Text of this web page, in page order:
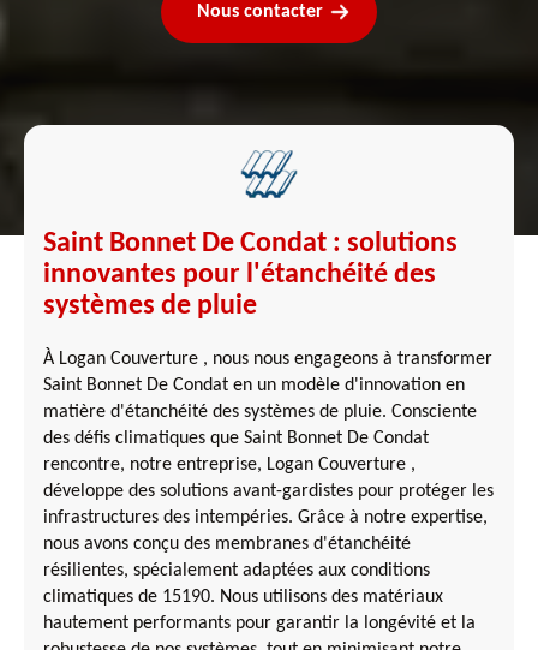
Nous contacter
Saint Bonnet De Condat : solutions
innovantes pour l'étanchéité des
systèmes de pluie
À Logan Couverture , nous nous engageons à transformer
Saint Bonnet De Condat en un modèle d'innovation en
matière d'étanchéité des systèmes de pluie. Consciente
des défis climatiques que Saint Bonnet De Condat
rencontre, notre entreprise, Logan Couverture ,
développe des solutions avant-gardistes pour protéger les
infrastructures des intempéries. Grâce à notre expertise,
nous avons conçu des membranes d'étanchéité
résilientes, spécialement adaptées aux conditions
climatiques de 15190. Nous utilisons des matériaux
hautement performants pour garantir la longévité et la